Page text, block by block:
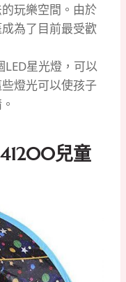
玩樂空間。由於
為了目前最受歡
星光燈，可以
燈光可以使孩子
41200兒童